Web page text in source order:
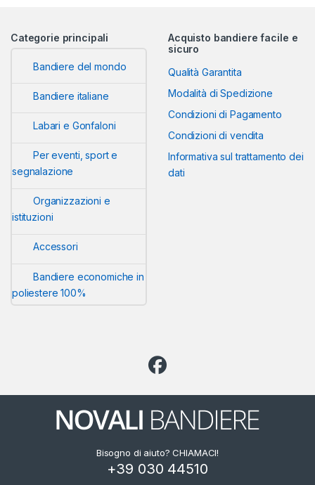
Categorie principali
Bandiere del mondo
Bandiere italiane
Labari e Gonfaloni
Per eventi, sport e
segnalazione
Organizzazioni e
istituzioni
Accessori
Bandiere economiche in
poliestere 100%
Acquisto bandiere facile e
sicuro
Qualità Garantita
Modalità di Spedizione
Condizioni di Pagamento
Condizioni di vendita
Informativa sul trattamento dei
dati
Bisogno di aiuto? CHIAMACI!
+39 030 44510